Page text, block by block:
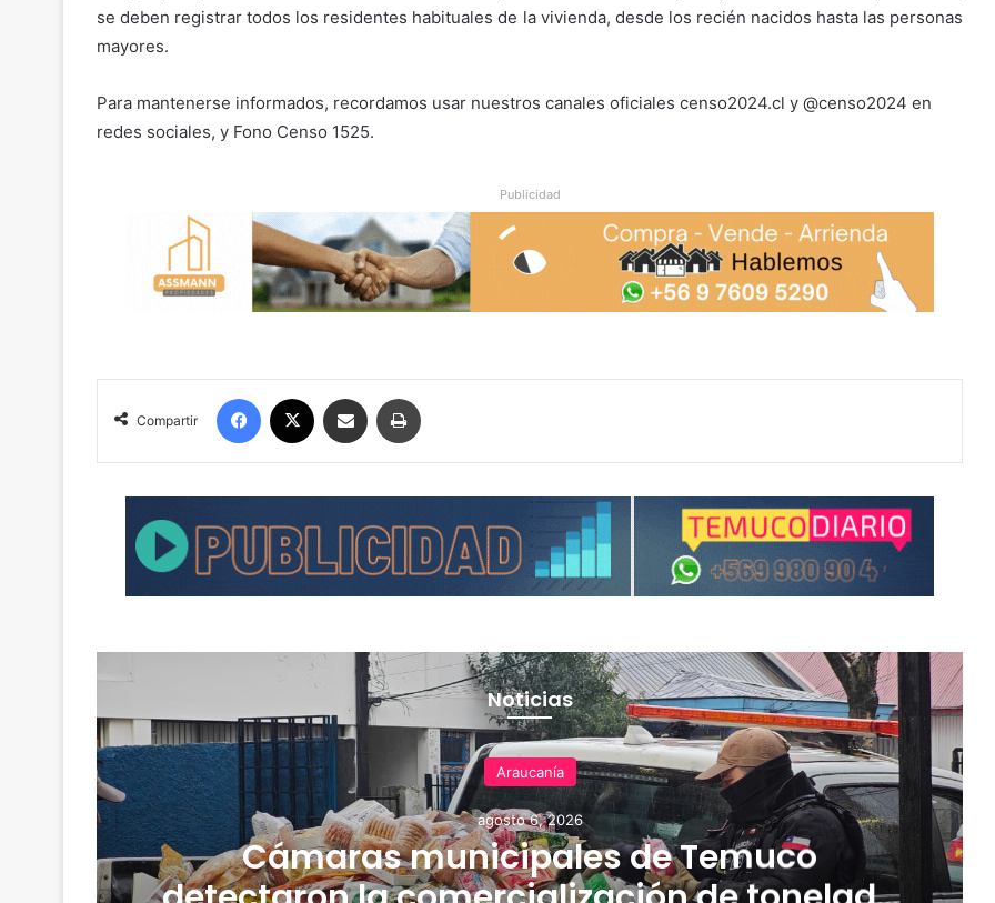
se deben registrar todos los residentes habituales de la vivienda, desde los recién nacidos hasta las personas
mayores.
Para mantenerse informados, recordamos usar nuestros canales oficiales censo2024.cl y @censo2024 en
redes sociales, y Fono Censo 1525.
Publicidad
Compartir
Noticias
Araucanía
agosto 6, 2026
Cámaras municipales de Temuco